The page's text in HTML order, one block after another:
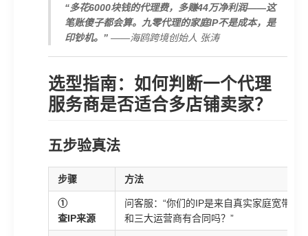
“多花6000块钱的代理费，多赚44万净利润——这
笔账傻子都会算。九零代理的家庭IP不是成本，是
印钞机。” ——海鸥跨境创始人 张涛
选型指南：如何判断一个代理
服务商是否适合多店铺卖家？
五步验真法
步骤 方法
①
查IP来源
问客服：“你们的IP是来自真实家庭宽带吗
和三大运营商有合同吗？”